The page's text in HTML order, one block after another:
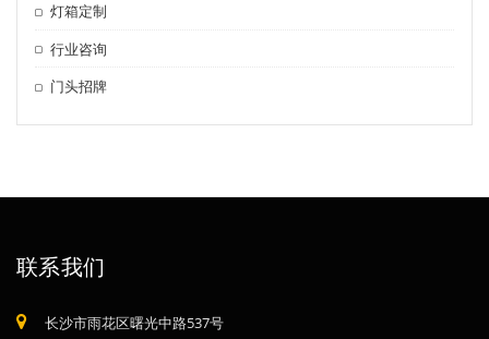
灯箱定制
行业咨询
门头招牌
联系我们
长沙市雨花区曙光中路537号